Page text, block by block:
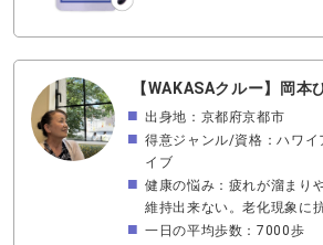
【WAKASAクルー】岡本
出身地：京都府京都市
得意ジャンル/資格：ハワ
イブ
健康の悩み：疲れが溜まり
維持出来ない。老化現象に
一日の平均歩数：7000歩